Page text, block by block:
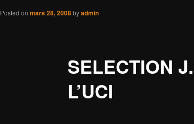
SELECTION
L’UCI
Posted on mars 28, 2008byadmin